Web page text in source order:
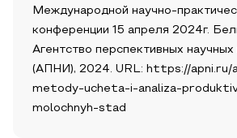
Международной научно-
конференции 15 апреля 2024г.
Агентство перспективных научных
(АПНИ), 2024. URL: https://
metody-ucheta-i-analiza-
molochnyh-stad